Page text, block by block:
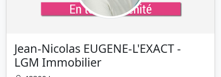
Jean-Nicolas EUGENE-L'EXACT -
LGM Immobilier